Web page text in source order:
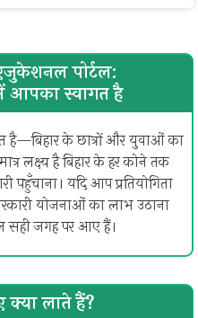
पोर्टल:
स्वागत है
के छात्रों और युवाओं का
लक्ष्य है बिहार के हर कोने तक
यदि आप प्रतियोगिता
योजनाओं का लाभ उठाना
सही जगह पर आए हैं।
लाते हैं?